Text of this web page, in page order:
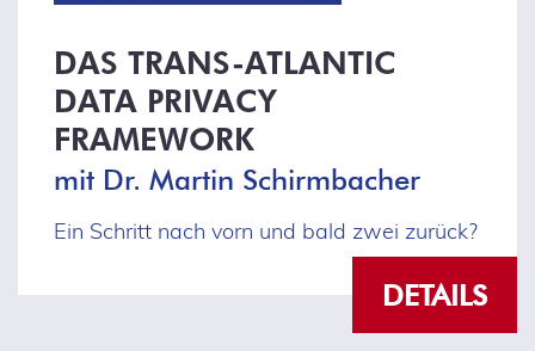
DAS TRANS-ATLANTIC
DATA PRIVACY
FRAMEWORK
mit Dr. Martin Schirmbacher
Ein Schritt nach vorn und bald zwei zurück?
DETAILS